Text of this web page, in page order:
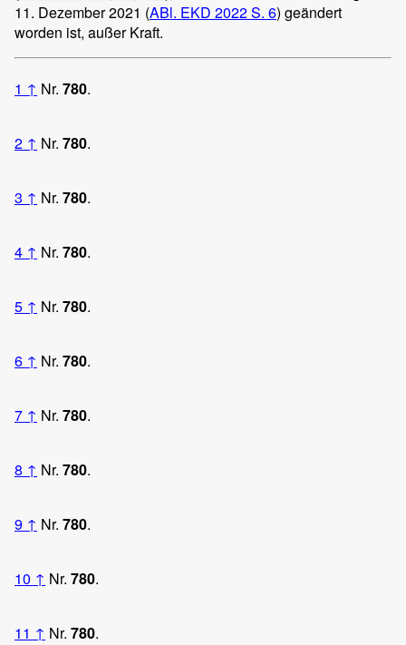
11. Dezember 2021 (ABl. EKD 2022 S. 6) geändert
worden ist, außer Kraft.
1 ↑ Nr. 780.
2 ↑ Nr. 780.
3 ↑ Nr. 780.
4 ↑ Nr. 780.
5 ↑ Nr. 780.
6 ↑ Nr. 780.
7 ↑ Nr. 780.
8 ↑ Nr. 780.
9 ↑ Nr. 780.
10 ↑ Nr. 780.
11 ↑ Nr. 780.